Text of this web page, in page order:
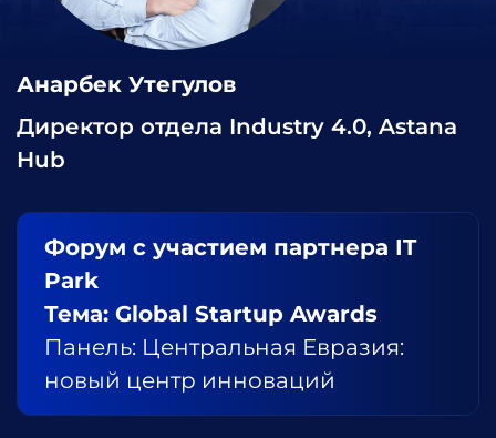
Анарбек Утегулов
Директор отдела Industry 4.0, Astana
Hub
Форум с участием партнера IT
Park
Тема: Global Startup Awards
Панель: Центральная Евразия:
новый центр инноваций